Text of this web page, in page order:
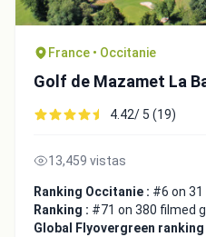
France • Occitanie
Golf de Mazamet La
4.42/ 5 (19)
13,459 vistas
Ranking Occitanie : #6 on
Ranking : #71 on 380 filmed
Global Flyovergreen ranking
Integrate video